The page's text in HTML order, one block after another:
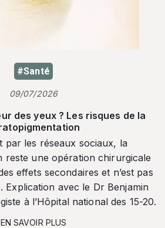
#Santé
09/07/2026
des yeux ? Les risques de la
par les réseaux sociaux, la
reste une opération chirurgicale
effets secondaires et n’est pas
Explication avec le Dr Benjamin
à l’Hôpital national des 15-20.
EN SAVOIR PLUS